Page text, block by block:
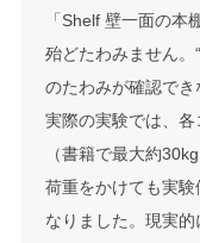
「Shelf 壁一面の
殆どたわみません。
のたわみが確認でき
実際の実験では、
（書籍で最大約
荷重をかけても実
なりました。現実的